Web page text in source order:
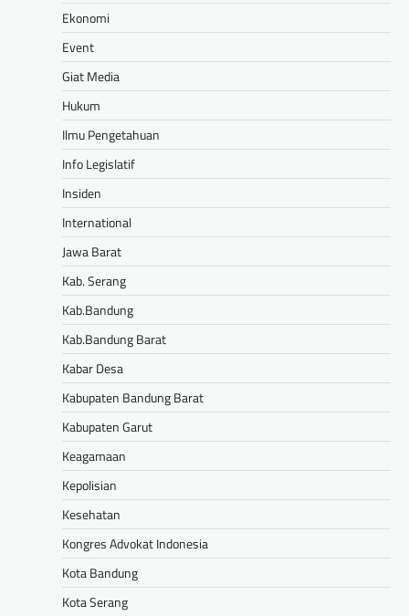
Ekonomi
Event
Giat Media
Hukum
Ilmu Pengetahuan
Info Legislatif
Insiden
International
Jawa Barat
Kab. Serang
Kab.Bandung
Kab.Bandung Barat
Kabar Desa
Kabupaten Bandung Barat
Kabupaten Garut
Keagamaan
Kepolisian
Kesehatan
Kongres Advokat Indonesia
Kota Bandung
Kota Serang